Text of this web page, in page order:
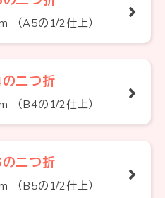
（A5の1/2仕上）
二つ折
（B4の1/2仕上）
二つ折
（B5の1/2仕上）